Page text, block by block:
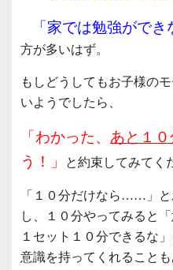
「家では勉強がで
方が多いはず。
もしどうしてもお子様の
いようでしたら、
「わかった、 あと１
う！」
と約束してみてく
「１０分だけなら……」
し、１０分やってみると
１セット１０分できるな
意識を持ってくれることも